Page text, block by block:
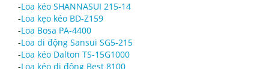
-Loa kéo SHANNASUI 215-14
-Loa kẹo kéo BD-Z159
-Loa Bosa PA-4400
-Loa di động Sansui SG5-215
-Loa kéo Dalton TS-15G1000
-Loa kéo di động Best 8100